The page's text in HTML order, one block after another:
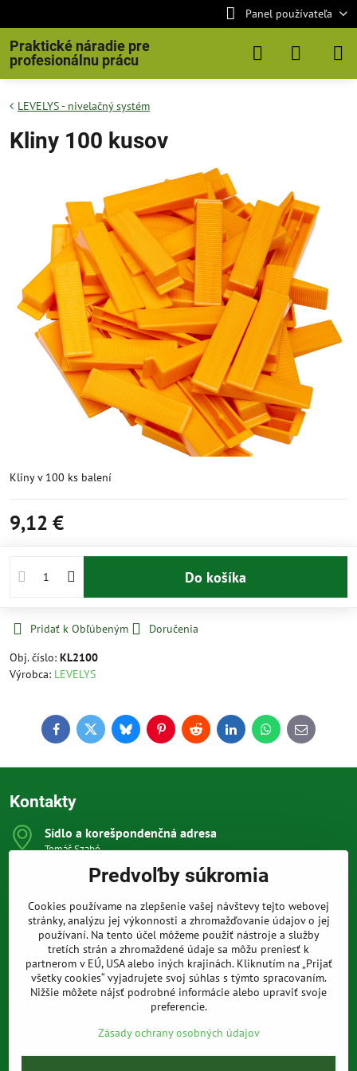
Panel používateľa
Praktické náradie pre
profesionálnu prácu
LEVELYS - nivelačný systém
Kliny 100 kusov
Kliny v 100 ks balení
9,12 €
Do košíka
Pridať k Obľúbeným
Doručenia
Obj. číslo: KL2100
Výrobca: LEVELYS
FacebookTwitterBlueskyPinterestReddit LinkedInWhatsApp
E-
mail
Kontakty
Sídlo a korešpondenčná adresa
Tomáš Szabó
851 03 Bratislava
Sme internetový obchod, nemáme kamennú predajňu.
0903 709 305
(08:00 - 20:00 vrátane víkendov a sviatkov)
info​@prakticke-naradie​.sk
Všetko k nákupu
Predvoľby súkromia
Cookies používame na zlepšenie vašej návštevy tejto webovej
stránky, analýzu jej výkonnosti a zhromažďovanie údajov o jej
používaní. Na tento účel môžeme použiť nástroje a služby
tretích strán a zhromaždené údaje sa môžu preniesť k
partnerom v EÚ, USA alebo iných krajinách. Kliknutím na „Prijať
všetky cookies“ vyjadrujete svoj súhlas s týmto spracovaním.
Nižšie môžete nájsť podrobné informácie alebo upraviť svoje
preferencie.
Zásady ochrany osobných údajov